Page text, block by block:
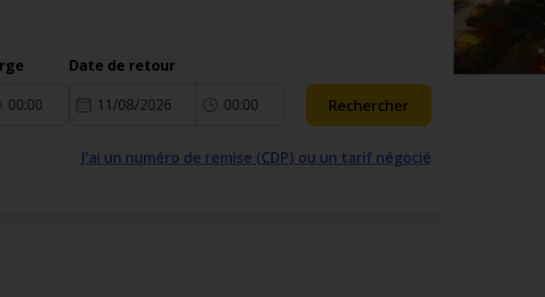
00:00
Date de retour
11/08/2026 00:00 Rechercher
J'ai un numéro de remise (CDP) ou un tarif négocié